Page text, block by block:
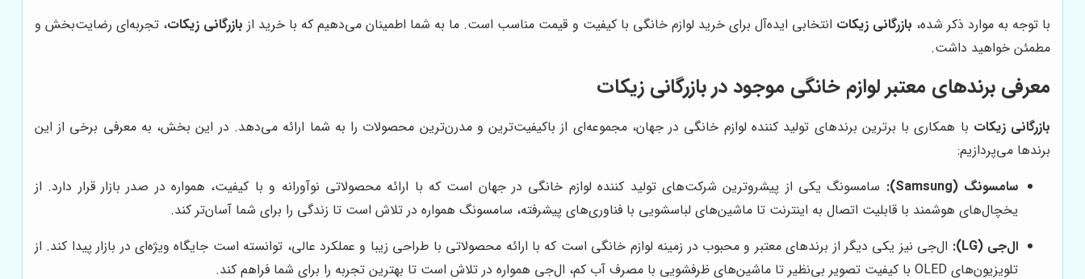
با توجه به موارد ذکر شده، بازرگانی زیکات انتخابی ایده‌آل برای خرید لوازم خانگی با کیفیت و قیمت مناسب است. ما به شما اطمینان می‌دهیم که با خرید از بازرگانی زیکات، تجربه‌ای رضایت‌بخش و
مطمئن خواهید داشت.
معرفی برندهای معتبر لوازم خانگی موجود در بازرگانی زیکات
بازرگانی زیکات با همکاری با برترین برندهای تولید کننده لوازم خانگی در جهان، مجموعه‌ای از باکیفیت‌ترین و مدرن‌ترین محصولات را به شما ارائه می‌دهد. در این بخش، به معرفی برخی از این
برندها می‌پردازیم:
سامسونگ (Samsung):
سامسونگ یکی از پیشروترین شرکت‌های تولید کننده لوازم خانگی در جهان است که با ارائه محصولاتی نوآورانه و با کیفیت، همواره در صدر بازار قرار دارد. از
یخچال‌های هوشمند با قابلیت اتصال به اینترنت تا ماشین‌های لباسشویی با فناوری‌های پیشرفته، سامسونگ همواره در تلاش است تا زندگی را برای شما آسان‌تر کند.
ال‌جی (LG):
ال‌جی نیز یکی دیگر از برندهای معتبر و محبوب در زمینه لوازم خانگی است که با ارائه محصولاتی با طراحی زیبا و عملکرد عالی، توانسته است جایگاه ویژه‌ای در بازار پیدا کند. از
تلویزیون‌های OLED با کیفیت تصویر بی‌نظیر تا ماشین‌های ظرفشویی با مصرف آب کم، ال‌جی همواره در تلاش است تا بهترین تجربه را برای شما فراهم کند.